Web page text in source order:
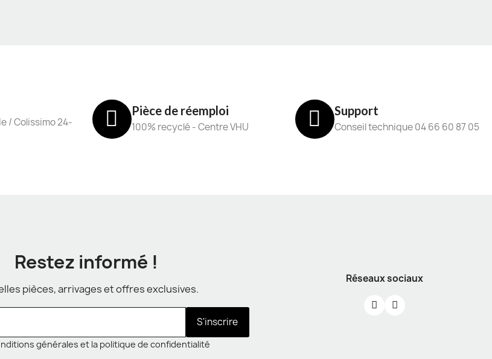
/ Colissimo 24-
Pièce de réemploi
100% recyclé - Centre VHU
Support
Conseil technique 04 66 60 87 05
Restez informé !
pièces, arrivages et offres exclusives.
S'inscrire
générales et la politique de confidentialité
Réseaux sociaux